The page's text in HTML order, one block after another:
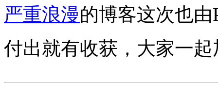
严重浪漫的博客这次也由
付出就有收获，大家一